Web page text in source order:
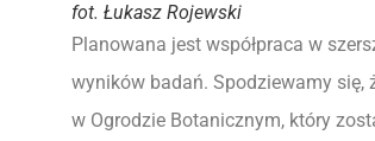
fot. Łukasz Rojewski
Planowana jest współpraca w
wyników badań. Spodziewamy się,
w Ogrodzie Botanicznym, który